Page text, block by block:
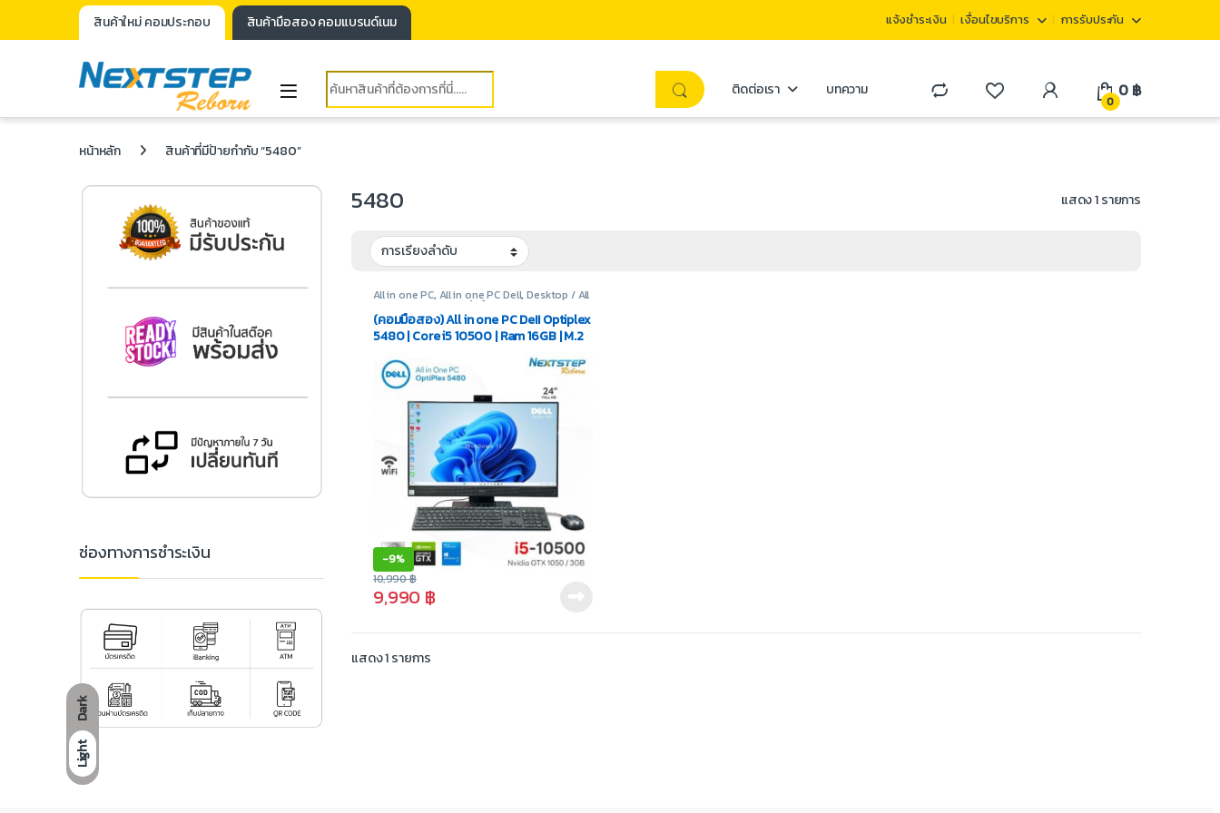
Dark
Light
สินค้าใหม่ คอมประกอบ สินค้ามือสอง คอมแบรนด์เนม แจ้งชำระเงิน เงื่อนไขบริการ การรับประกัน
ติดต่อเรา บทความ
0
0 ฿
หน้าหลัก สินค้าที่มีป้ายกำกับ “5480”
5480 แสดง 1 รายการ
All in one PC, All in one PC Dell,Desktop / All
สินค้ามือสอง
(คอมมือสอง) All in one PC DeII Optiplex
5480 | Core i5 10500 | Ram 16GB | M.2
512GB | GTX 1050 3GB | Display 24″
-9%
9,990 ฿
10,990฿
แสดง 1 รายการ
ช่องทางการชำระเงิน